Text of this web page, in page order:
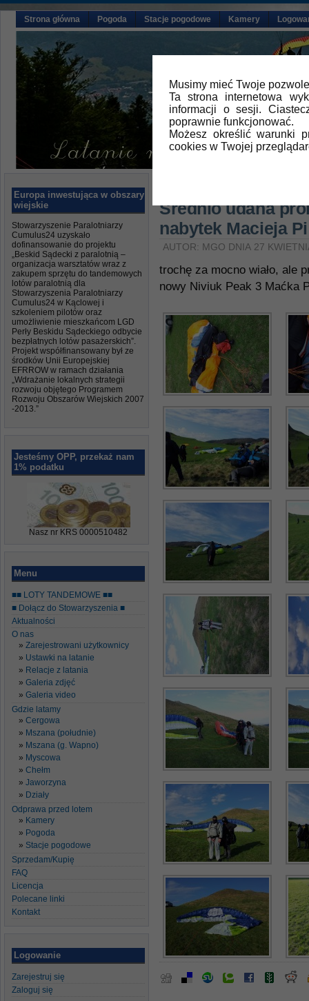
Musimy mieć Twoje
Ta strona internetowa
informacji o sesji.
poprawnie funkcjonować.
Możesz określić warunki
cookies w Twojej
Strona główna Pogoda Stacje pogodowe Kamery
Europa inwestująca w obszary
wiejskie
Stowarzyszenie Paralotniarzy
Cumulus24 uzyskało
dofinansowanie do projektu
„Beskid Sądecki z paralotnią –
organizacja warsztatów wraz z
zakupem sprzętu do tandemowych
lotów paralotnią dla
Stowarzyszenia Paralotniarzy
Cumulus24 w Kąclowej i
szkoleniem pilotów oraz
umożliwienie mieszkańcom LGD
Perły Beskidu Sądeckiego odbycie
bezpłatnych lotów pasażerskich”.
Projekt współfinansowany był ze
środków Unii Europejskiej
EFRROW w ramach działania
„Wdrażanie lokalnych strategii
rozwoju objętego Programem
Rozwoju Obszarów Wiejskich 2007
-2013.”
Jesteśmy OPP, przekaż nam
1% podatku
Nasz nr KRS 0000510482
Menu
■■ LOTY TANDEMOWE ■■
■ Dołącz do Stowarzyszenia ■
Aktualności
O nas
Zarejestrowani użytkownicy
Ustawki na latanie
Relacje z latania
Galeria zdjęć
Galeria video
Gdzie latamy
Cergowa
Mszana (południe)
Mszana (g. Wapno)
Myscowa
Chełm
Jaworzyna
Działy
Odprawa przed lotem
Kamery
Pogoda
Stacje pogodowe
Sprzedam/Kupię
FAQ
Licencja
Polecane linki
Kontakt
Logowanie
Zarejestruj się
Zaloguj się
Średnio udana
nabytek Macieja Pi
AUTOR: MGO DNIA 27
trochę za mocno wiało, ale
nowy Niviuk Peak 3 Maćka